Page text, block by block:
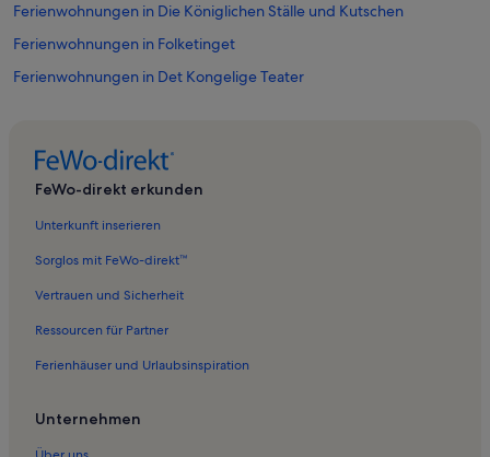
Ferienwohnungen in Die Königlichen Ställe und Kutschen
Ferienwohnungen in Folketinget
Ferienwohnungen in Det Kongelige Teater
Ferienwohnungen in Schloss Charlottenborg
Ferienwohnungen in Christianskirche
Ferienwohnungen in Dansk Arkitektur Center
Ferienwohnungen in Loppen
FeWo-direkt erkunden
Unterkunft inserieren
Sorglos mit FeWo-direkt™
Vertrauen und Sicherheit
Ressourcen für Partner
Ferienhäuser und Urlaubsinspiration
Unternehmen